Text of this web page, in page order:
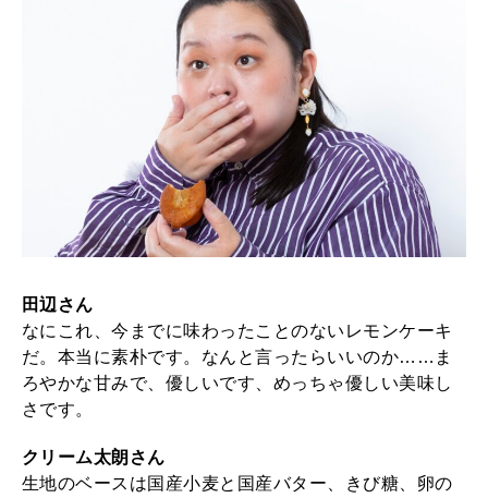
田辺さん
なにこれ、今までに味わったことのないレモンケーキ
だ。本当に素朴です。なんと言ったらいいのか……ま
ろやかな甘みで、優しいです、めっちゃ優しい美味し
さです。
クリーム太朗さん
生地のベースは国産小麦と国産バター、きび糖、卵の